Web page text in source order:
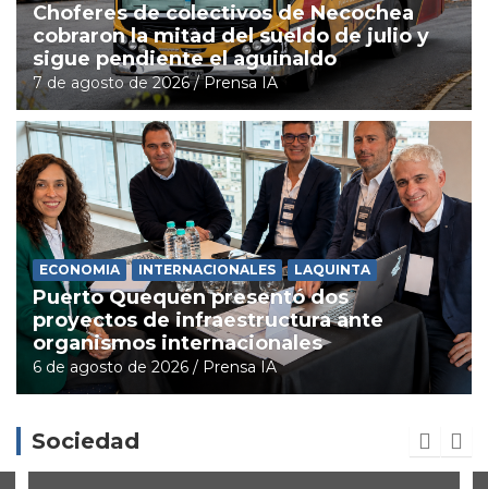
Choferes de colectivos de Necochea
cobraron la mitad del sueldo de julio y
sigue pendiente el aguinaldo
7 de agosto de 2026 Prensa IA
ECONOMIA INTERNACIONALES LAQUINTA
Puerto Quequén presentó dos
proyectos de infraestructura ante
organismos internacionales
6 de agosto de 2026 Prensa IA
Sociedad